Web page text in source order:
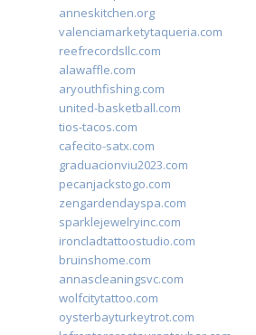
anneskitchen.org
valenciamarketytaqueria.com
reefrecordsllc.com
alawaffle.com
aryouthfishing.com
united-basketball.com
tios-tacos.com
cafecito-satx.com
graduacionviu2023.com
pecanjackstogo.com
zengardendayspa.com
sparklejewelryinc.com
ironcladtattoostudio.com
bruinshome.com
annascleaningsvc.com
wolfcitytattoo.com
oysterbayturkeytrot.com